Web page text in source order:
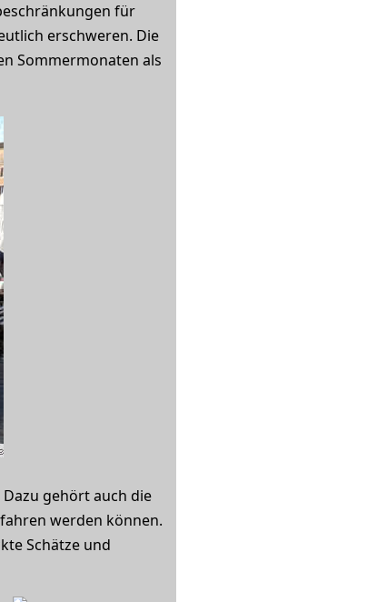
für
erschweren. Die
Sommermonaten als
gehört auch die
werden können.
Schätze und